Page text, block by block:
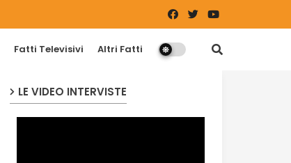
Fatti Televisivi Altri Fatti
LE VIDEO INTERVISTE